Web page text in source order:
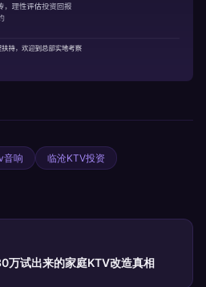
音响
临沧KTV投资
万试出来的家庭KTV改造真相